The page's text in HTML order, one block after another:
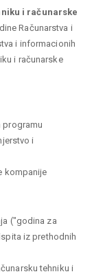
i računarske
Računarstva i
i informacionih
i računarske
programu
i
kompanije
("godina za
iz prethodnih
tehniku i